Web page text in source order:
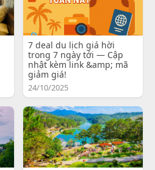
7 deal du lịch giá hời
trong 7 ngày tới — Cập
nhật kèm link &amp; mã
giảm giá!
24/10/2025